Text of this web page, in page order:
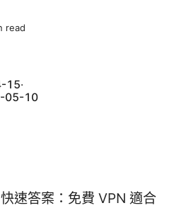
read
15·
05-10
速答案：免費 VPN 適合